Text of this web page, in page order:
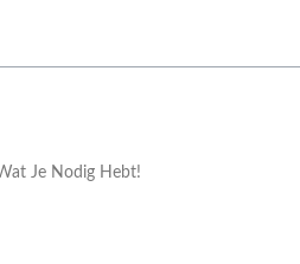
Je Nodig Hebt!